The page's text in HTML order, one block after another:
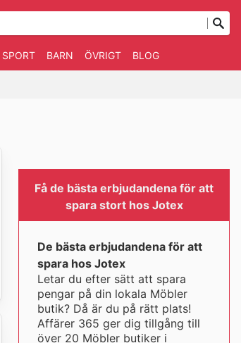
SPORT BARN ÖVRIGT BLOG
Få de bästa erbjudandena för att
spara stort hos Jotex
De bästa erbjudandena för att
spara hos Jotex
Letar du efter sätt att spara
pengar på din lokala Möbler
butik? Då är du på rätt plats!
Affärer 365 ger dig tillgång till
över 20 Möbler butiker i